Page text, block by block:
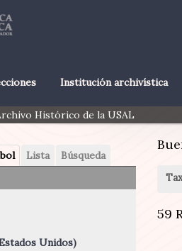
Institución archivística
Histórico de la USAL
Lista Búsqueda
Unidos)
59